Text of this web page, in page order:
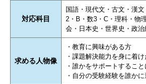
対応科目
国語・現代文・古文・漢
2・B・数3・C・理科・物
会・日本史・世界史・政
求める人物像
・教育に興味がある方
・課題解決能力を身に着
・誰かをサポートするこ
・自分の受験経験を誰か